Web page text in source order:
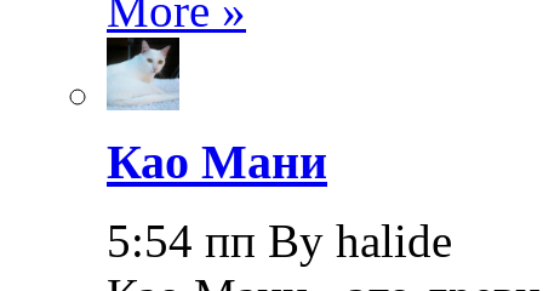
More »
Као Мани
5:54 пп By halide